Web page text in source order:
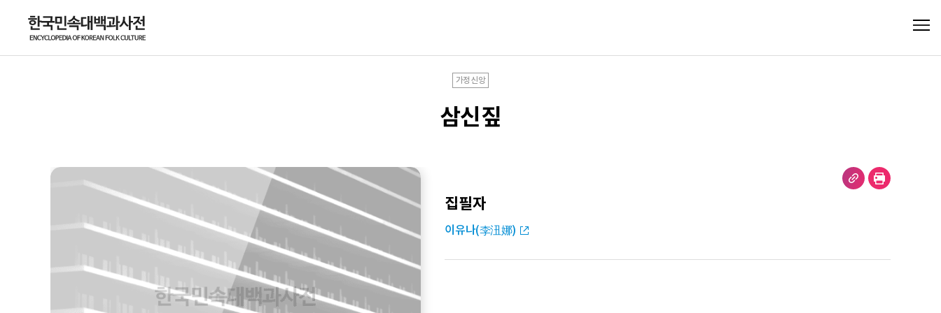
가정신앙
삼신짚
집필자
이유나(李沑娜)